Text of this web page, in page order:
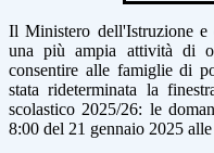
Il Ministero dell'Istruzione
una più ampia attività di
consentire alle famiglie di
stata rideterminata la
scolastico 2025/26: le
8:00 del 21 gennaio 2025